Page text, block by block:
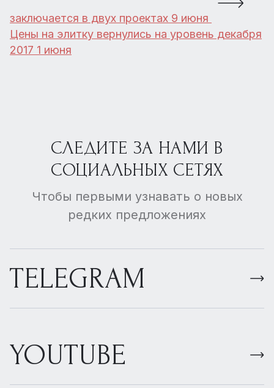
заключается в двух проектах 9 июня
Цены на элитку вернулись на уровень декабря
2017 1 июня
СЛЕДИТЕ ЗА НАМИ В
СОЦИАЛЬНЫХ СЕТЯХ
Чтобы первыми узнавать о новых
редких предложениях
TELEGRAM
YOUTUBE